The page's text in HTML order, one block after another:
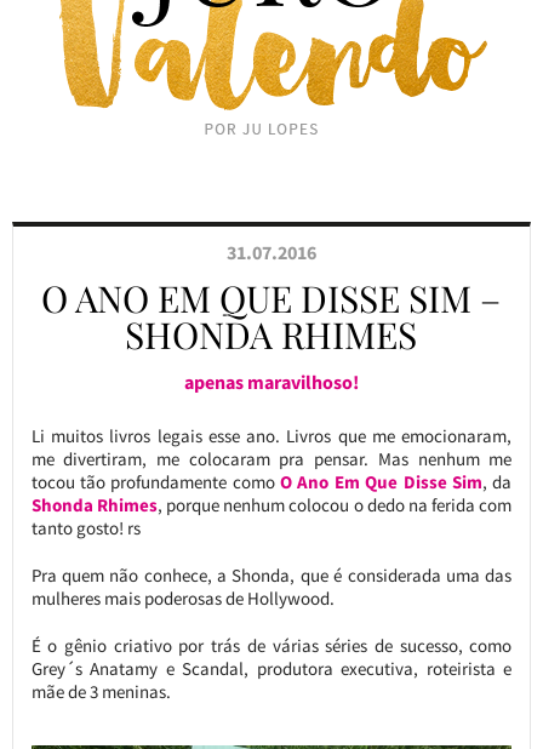
31.07.2016
O ANO EM QUE DISSE SIM –
SHONDA RHIMES
apenas maravilhoso!
Li muitos livros legais esse ano. Livros que me emocionaram,
me divertiram, me colocaram pra pensar. Mas nenhum me
tocou tão profundamente comoO Ano Em Que Disse Sim, da
Shonda Rhimes, porque nenhum colocou o dedo na ferida com
tanto gosto! rs
Pra quem não conhece, a Shonda, que é considerada uma das
mulheres mais poderosas de Hollywood.
É o gênio criativo por trás de várias séries de sucesso, como
Grey´s Anatamy e Scandal, produtora executiva, roteirista e
mãe de 3 meninas.